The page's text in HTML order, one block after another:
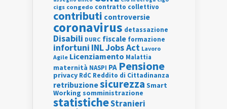
cigs congedo contratto collettivo
contributi controversie
coronavirus detassazione
Disabili DURC fiscale formazione
infortuni INLJobs Act Lavoro
Agile Licenziamento Malattia
maternità NASPI PA Pensione
privacy RdC Reddito di Cittadinanza
retribuzionesicurezza Smart
Working somministrazione
statisticheStranieri